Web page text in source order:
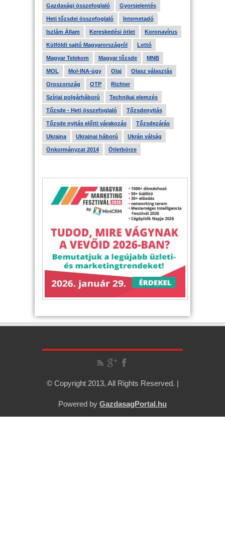
Gazdasági összefoglaló Gyorsjelentés
Heti tőzsdei összefoglaló Internetadó
Iszlám Állam Kereskedési ötlet Koronavírus
Külföldi sajtó Magyarországról Lottó
Magyar Telekom Magyar tőzsde MNB
MOL Mol-INA-ügy Olaj Olasz választás
Oroszország OTP Richter
Szíriai polgárháború Technikai elemzés
Tőzsde - Heti összefoglaló Tőzsdenyitás
Tőzsde nyitás előtti várakozás Tőzsdezárás
Ukrajna Ukrajnai háború Ukrán válság
Önkormányzat 2014 Ötletbörze
© Copyright 2013, All Rights Reserved. |
Powered by GazdasagPortal.hu